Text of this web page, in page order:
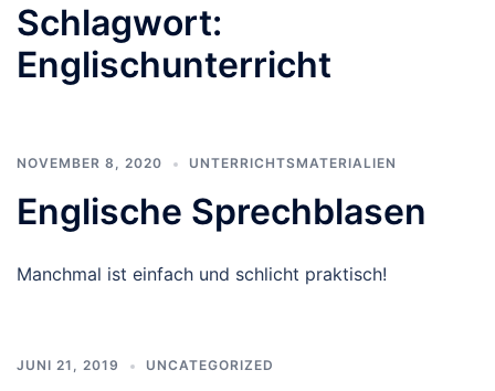
Schlagwort:
Englischunterricht
NOVEMBER 8, 2020 UNTERRICHTSMATERIALIEN
Englische Sprechblasen
Manchmal ist einfach und schlicht praktisch!
JUNI 21, 2019 UNCATEGORIZED